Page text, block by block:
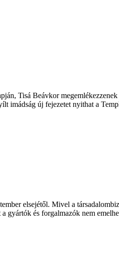
Tisá Beávkor
imádság új fejezetet nyithat a
elsejétől. Mivel a
és forgalmazók nem